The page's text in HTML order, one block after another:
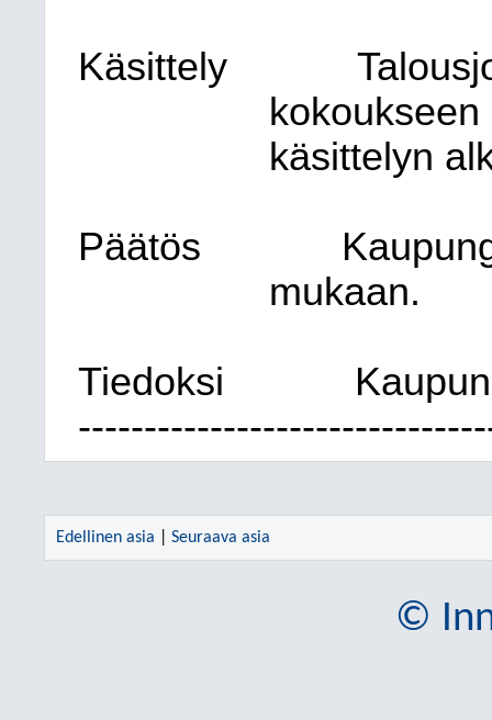
Käsittely
kokoukseen
käsittelyn
Päätös
mukaan.
Tiedoksi
Edellinen asia Seuraava asia
©